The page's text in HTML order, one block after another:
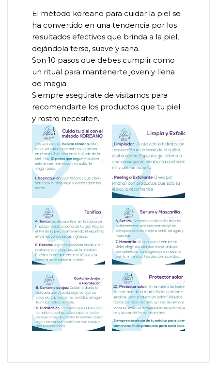
El método koreano para cuidar la piel se
ha convertido en una tendencia por los
resultados efectivos que brinda a la piel,
dejándola tersa, suave y sana.
Son 10 pasos que debes cumplir como
un ritual para mantenerte joven y llena
de magia.
Siempre asegúrate de visitarnos para
recomendarte los productos que tu piel
y rostro necesiten.